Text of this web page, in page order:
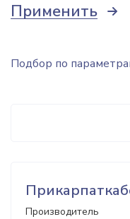
Применить
Производитель
Подбор по